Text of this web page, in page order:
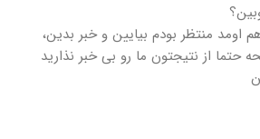
اومد منتظر بودم بیایین و خبر بدین،
حتما از نتیجتون ما رو بی خبر نذارید